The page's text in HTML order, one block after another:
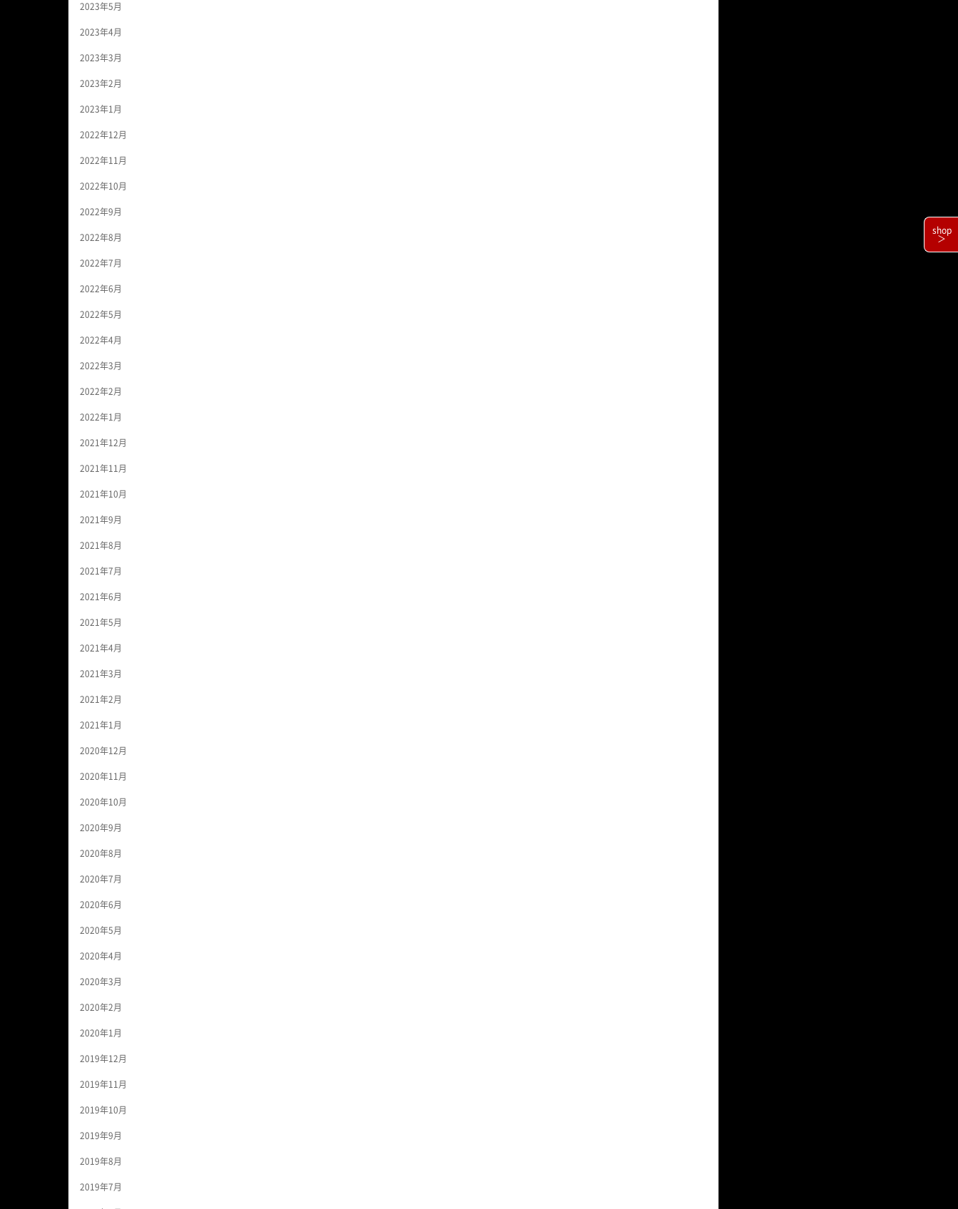
2023年5月
2023年4月
2023年3月
2023年2月
2023年1月
2022年12月
2022年11月
2022年10月
2022年9月
2022年8月
2022年7月
2022年6月
2022年5月
2022年4月
2022年3月
2022年2月
2022年1月
2021年12月
2021年11月
2021年10月
2021年9月
2021年8月
2021年7月
2021年6月
2021年5月
2021年4月
2021年3月
2021年2月
2021年1月
2020年12月
2020年11月
2020年10月
2020年9月
2020年8月
2020年7月
2020年6月
2020年5月
2020年4月
2020年3月
2020年2月
2020年1月
2019年12月
2019年11月
2019年10月
2019年9月
2019年8月
2019年7月
shop
＞